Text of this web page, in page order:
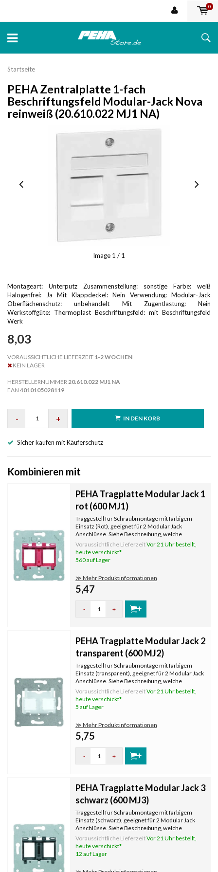
0
Startseite
PEHA Zentralplatte 1-fach
Beschriftungsfeld Modular-Jack Nova
reinweiß (20.610.022 MJ1 NA)
Image 1 / 1
Montageart: Unterputz Zusammenstellung: sonstige Farbe: weiß
Halogenfrei: Ja Mit Klappdeckel: Nein Verwendung: Modular-Jack
Oberflächenschutz: unbehandelt Mit Zugentlastung: Nein
Werkstoffgüte: Thermoplast Beschriftungsfeld: mit Beschriftungsfeld
Werk
8,03
VORAUSSICHTLICHE LIEFERZEIT 1-2 WOCHEN
KEIN LAGER
HERSTELLERNUMMER 20.610.022 MJ1 NA
EAN 4010105028119
- + IN DEN KORB
Sicher kaufen mit Käuferschutz
Kombinieren mit
PEHA Tragplatte Modular Jack 1
rot (600 MJ1)
Traggestell für Schraubmontage mit farbigem
Einsatz (Rot), geeignet für 2 Modular Jack
Anschlüsse. Siehe Beschreibung, welche
Hersteller und Typen von Steckern passen.
Voraussichtliche LieferzeitVor 21 Uhr bestellt,
heute verschickt*
560 auf Lager
≫ Mehr Produktinformationen
5,47
- +
PEHA Tragplatte Modular Jack 2
transparent (600 MJ2)
Traggestell für Schraubmontage mit farbigem
Einsatz (transparent), geeignet für 2 Modular Jack
Anschlüsse. Siehe Beschreibung, welche
Hersteller und Typen von Steckern passen.
Voraussichtliche LieferzeitVor 21 Uhr bestellt,
heute verschickt*
5 auf Lager
≫ Mehr Produktinformationen
5,75
- +
PEHA Tragplatte Modular Jack 3
schwarz (600 MJ3)
Traggestell für Schraubmontage mit farbigem
Einsatz (schwarz), geeignet für 2 Modular Jack
Anschlüsse. Siehe Beschreibung, welche
Hersteller und Typen von Steckern passen.
Voraussichtliche LieferzeitVor 21 Uhr bestellt,
heute verschickt*
12 auf Lager